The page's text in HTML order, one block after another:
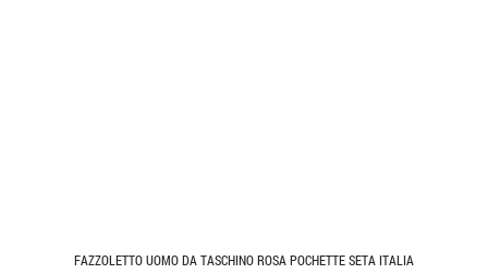
FAZZOLETTO UOMO DA TASCHINO ROSA POCHETTE SETA ITALIA